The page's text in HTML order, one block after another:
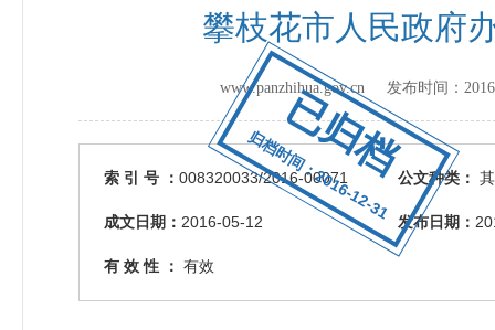
已归档
归档时间：2016-12-31
攀枝花市人民政府
www.panzhihua.gov.cn 发布时间：
索 引 号 ： 008320033/2016-00071 公文种类：
成文日期： 2016-05-12 发布日期：
有 效 性 ： 有效